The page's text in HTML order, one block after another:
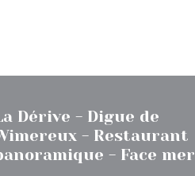
Dérive - Digue de
- Restaurant
- Face mer